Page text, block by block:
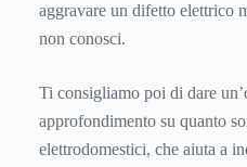
aggravare un difetto elettrico
non conosci.
Ti consigliamo poi di dare
approfondimento su quanto
elettrodomestici, che aiuta a